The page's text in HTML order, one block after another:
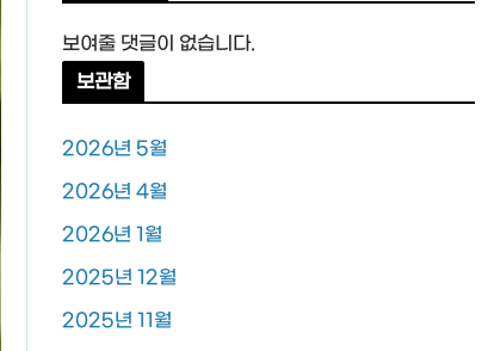
보여줄 댓글이 없습니다.
보관함
2026년 5월
2026년 4월
2026년 1월
2025년 12월
2025년 11월